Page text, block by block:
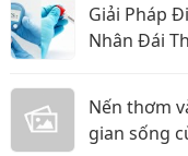
Giải Pháp
Nhân Đái
Nến thơm
gian sống